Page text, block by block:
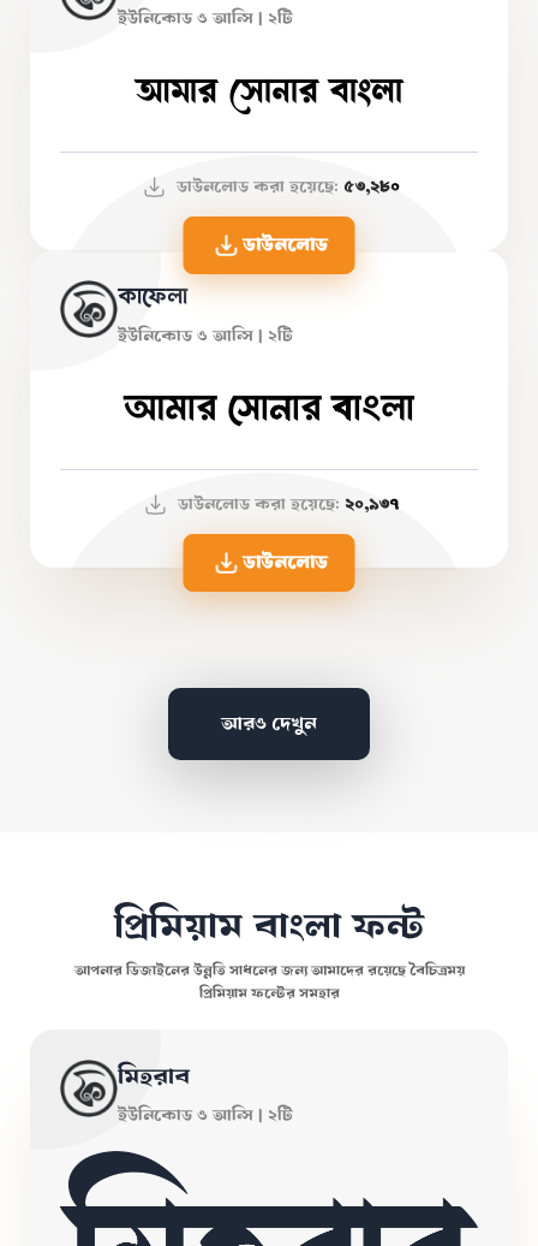
ইউনিকোড ও আন্সি | ২টি
আমার সোনার বাংলা
ডাউনলোড করা হয়েছে: ৫৩,২৮০
ডাউনলোড
কাফেলা
ইউনিকোড ও আন্সি | ২টি
আমার সোনার বাংলা
ডাউনলোড করা হয়েছে: ২০,৯৩৭
ডাউনলোড
আরও দেখুন
প্রিমিয়াম বাংলা ফন্ট
আপনার ডিজাইনের উন্নতি সাধনের জন্য আমাদের রয়েছে বৈচিত্রময়
প্রিমিয়াম ফন্টের সমহার
মিহরাব
ইউনিকোড ও আন্সি | ২টি